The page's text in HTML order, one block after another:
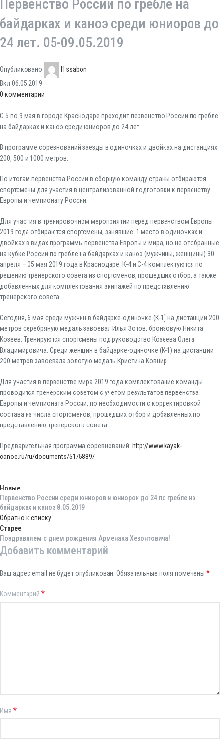
Первенство России по гребле на
байдарках и каноэ среди юниоров до
24 лет. 05-09.05.2019
Опубликовано
l1ssabon
Вкл 06.05.2019
0 комментарии
С 5 по 9 мая в городе Краснодаре проходит первенство России по гребле
на байдарках и каноэ среди юниоров до 24 лет.
В программе соревнований заезды в одиночках и двойках на дистанциях
200, 500 и 1000 метров.
По итогам первенства России в сборную команду страны отбираются
спортсмены для участия в централизованной подготовки к первенству
Европы и чемпионату России.
Для участия в тренировочном мероприятии перед первенством Европы
2019 года отбираются спортсмены, занявшие: 1 место в одиночках и
двойках в видах программы первенства Европы и мира, но не отобранные
на кубке России по гребле на байдарках и каноэ (мужчины, женщины) 30
апреля – 05 мая 2019 года в Краснодаре. К-4 и С-4 комплектуются по
решению тренерского совета из спортсменов, прошедших отбор, а также
добавленных для комплектования экипажей по представлению
тренерского совета.
Сегодня, 6 мая среди мужчин в байдарке-одиночке (К-1) на дистанции 200
метров серебряную медаль завоевал Илья Зотов, бронзовую Никита
Козеев. Тренируются спортсмены под руководство Козеева Олега
Владимировича. Среди женщин в байдарке-одиночке (К-1) на дистанции
200 метров завоевала золотую медаль Кристина Ковнир.
Для участия в первенстве мира 2019 года комплектование команды
проводится тренерским советом с учётом результатов первенства
Европы и чемпионата России, по необходимости с корректировкой
состава из числа спортсменов, прошедших отбор и добавленных по
представлению тренерского совета.
Предварительная программа соревнований: http://www.kayak-
canoe.ru/ru/documents/51/5889/
Новые
Первенство России среди юниоров и юниорок до 24 по гребле на
байдарках и каноэ 8.05.2019
Обратно к списку
Старее
Поздравляем с днем рождения Арменака Хевонтовича!
Добавить комментарий
Ваш адрес email не будет опубликован. Обязательные поля помечены *
Комментарий *
Имя *